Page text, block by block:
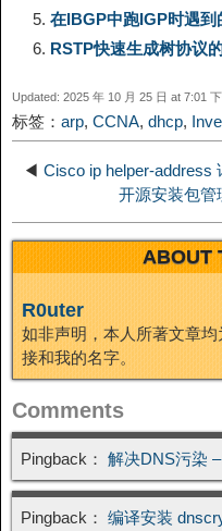
n a
d
I
在IBGP中跑IGP时遇到
RSTP快速生成树协议
Updated: 2025 年 10 月 25 日 at 7:01
标签： arp, CCNA, dhcp,
◀ Cisco ip helper-address
开源安装包管
ABOUT
R0uter
如非声明，本人所著文章
接和我的名字。
Comments
Pingback： 解决DNS污染
Pingback： 编译安装